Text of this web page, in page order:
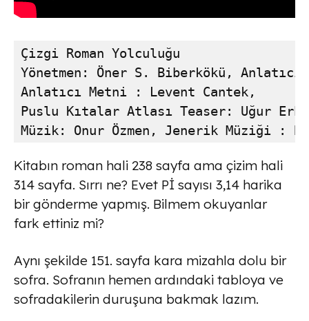
Çizgi Roman Yolculuğu
Yönetmen: Öner S. Biberkökü,
Anlatıcı Metni : Levent Cantek,
Puslu Kıtalar Atlası Teaser: Uğur
Müzik: Onur Özmen, Jenerik Müziği :
Kitabın roman hali 238 sayfa ama çizim hali
314 sayfa. Sırrı ne? Evet Pİ sayısı 3,14 harika
bir gönderme yapmış. Bilmem okuyanlar
fark ettiniz mi?
Aynı şekilde 151. sayfa kara mizahla dolu bir
sofra. Sofranın hemen ardındaki tabloya ve
sofradakilerin duruşuna bakmak lazım.